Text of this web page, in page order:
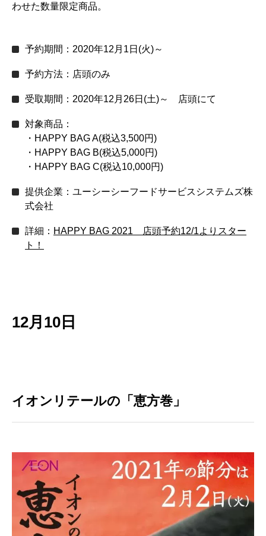
わせた数量限定商品。
予約期間：2020年12月1日(火)～
予約方法：店頭のみ
受取期間：2020年12月26日(土)～ 店頭にて
対象商品：
・HAPPY BAG A(税込3,500円)
・HAPPY BAG B(税込5,000円)
・HAPPY BAG C(税込10,000円)
提供企業：ユーシーシーフードサービスシステムズ株
式会社
詳細： HAPPY BAG 2021 店頭予約12/1よりスター
ト！
12月10日
イオンリテールの「恵方巻」